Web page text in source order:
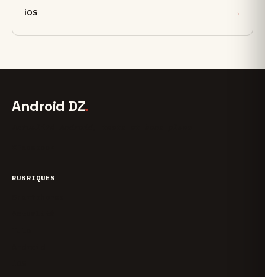
iOS
Android DZ.
RUBRIQUES